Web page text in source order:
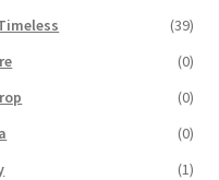
(39)
(0)
(0)
(0)
(1)